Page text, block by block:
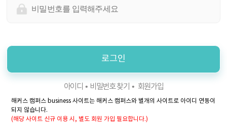
입
력
비
로그인
아이디 비밀번호 찾기 회원가입
해커스 캠퍼스 business 사이트는 해커스 캠퍼스와 별개의 사이트로 아이디 연동이
되지 않습니다.
(해당 사이트 신규 이용 시, 별도 회원 가입 필요합니다.)